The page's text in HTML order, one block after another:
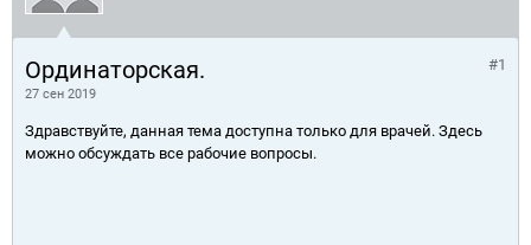
Ординаторская.
27 сен 2019
#1
Здравствуйте, данная тема доступна только для врачей. Здесь
можно обсуждать все рабочие вопросы.